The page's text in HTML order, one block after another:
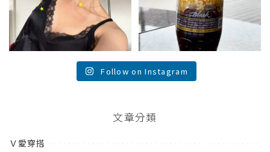
Follow on Instagram
文章分類
Ｖ愛穿搭